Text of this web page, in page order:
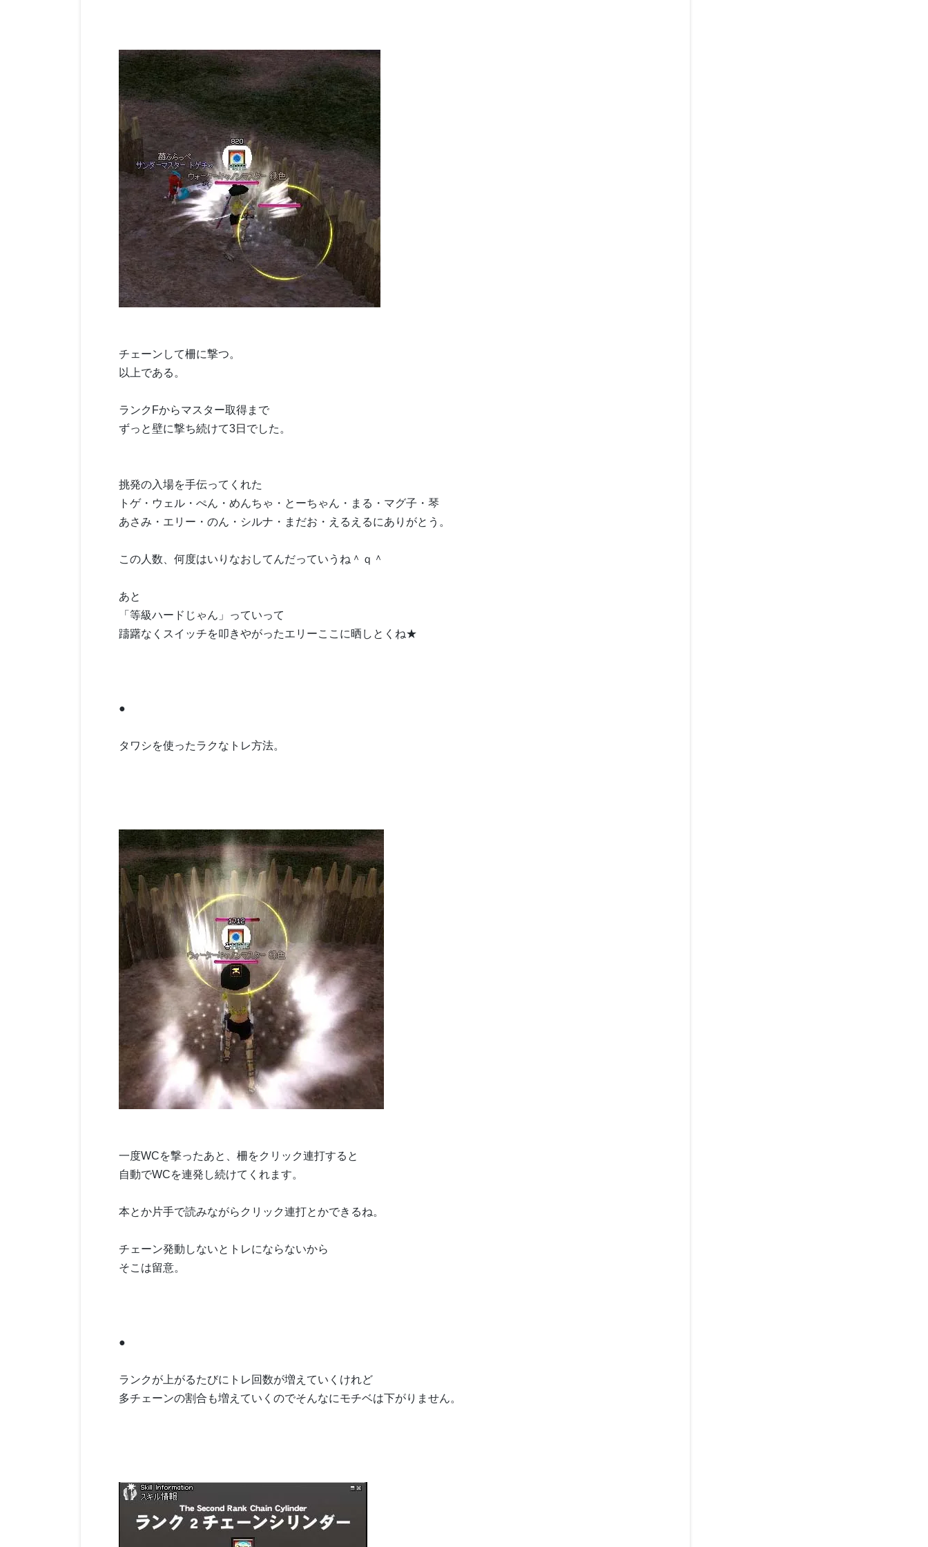
チェーンして柵に撃つ。
以上である。
ランクFからマスター取得まで
ずっと壁に撃ち続けて3日でした。
挑発の入場を手伝ってくれた
トゲ・ウェル・ぺん・めんちゃ・とーちゃん・まる・マグ子・琴
あさみ・エリー・のん・シルナ・まだお・えるえるにありがとう。
この人数、何度はいりなおしてんだっていうね＾ｑ＾
あと
「等級ハードじゃん」っていって
躊躇なくスイッチを叩きやがったエリーここに晒しとくね★
●
タワシを使ったラクなトレ方法。
一度WCを撃ったあと、柵をクリック連打すると
自動でWCを連発し続けてくれます。
本とか片手で読みながらクリック連打とかできるね。
チェーン発動しないとトレにならないから
そこは留意。
●
ランクが上がるたびにトレ回数が増えていくけれど
多チェーンの割合も増えていくのでそんなにモチベは下がりません。